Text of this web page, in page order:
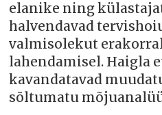
elanike ning
halvendavad
valmisolekut
lahendamisel. Haigla
kavandatavad
sõltumatu